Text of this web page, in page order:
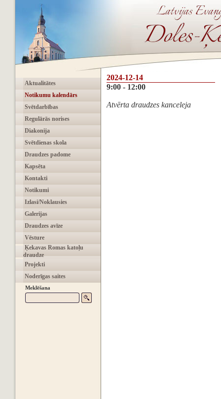
Aktualitātes
Notikumu kalendārs
Svētdarbības
Regulārās norises
Diakonija
Svētdienas skola
Draudzes padome
Kapsēta
Kontakti
Notikumi
Izlasi/Noklausies
Galerijas
Draudzes avīze
Vēsture
Ķekavas Romas katoļu
draudze
Projekti
Noderīgas saites
Meklēšana
2024-12-14
9:00 - 12:00
‌Atvērta draudzes kanceleja